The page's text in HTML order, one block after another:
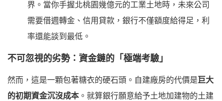
界。當你手握北桃園幾億元的工業土地時，未來公司
需要借週轉金、信用貸款，銀行不僅額度給得足，利
率還能談到最低。
不可忽視的劣勢：資金鏈的「極端考驗」
然而，這是一顆包著糖衣的硬石頭。自建廠房的代價是巨大
的初期資金沉沒成本 。就算銀行願意給予土地加建物的土建